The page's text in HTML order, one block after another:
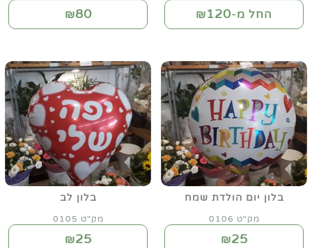
החל מ-₪120
₪80
בלון יום הולדת שמח
מק"ט 0106
₪25
בלון לב
מק"ט 0105
₪25